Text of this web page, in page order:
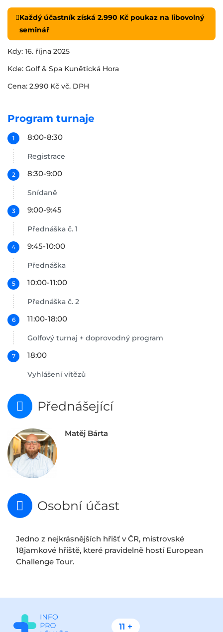
Každý účastník získá 2.990 Kč poukaz na libovolný
seminář
Kdy: 16. října 2025
Kde: Golf & Spa Kunětická Hora
Cena: 2.990 Kč vč. DPH
Program turnaje
8:00-8:30
Registrace
8:30-9:00
Snídaně
9:00-9:45
Přednáška č. 1
9:45-10:00
Přednáška
10:00-11:00
Přednáška č. 2
11:00-18:00
Golfový turnaj + doprovodný program
18:00
Vyhlášení vítězů
Přednášející
Matěj Bárta
Osobní účast
Jedno z nejkrásnějších hřišť v ČR, mistrovské
18jamkové hřiště, které pravidelně hostí European
Challenge Tour.
11 +